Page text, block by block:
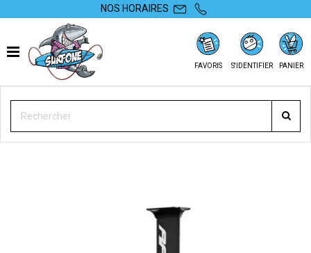
NOS HORAIRES
FAVORIS S'IDENTIFIER PANIER
SURFONE FOIL AFS FLYER